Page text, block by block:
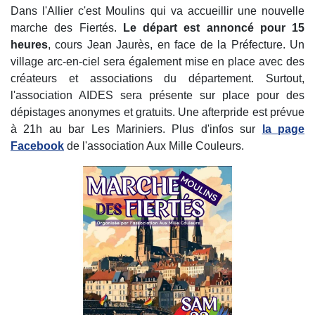
Dans l'Allier c'est Moulins qui va accueillir une nouvelle
marche des Fiertés.
Le départ est annoncé pour 15
heures, cours Jean Jaurès, en face de la Préfecture. Un
village arc-en-ciel sera également mise en place avec des
créateurs et associations du département. Surtout,
l'association AIDES sera présente sur place pour des
dépistages anonymes et gratuits. Une afterpride est prévue
à 21h au bar Les Mariniers. Plus d'infos sur
la page
Facebook de l'association Aux Mille Couleurs.